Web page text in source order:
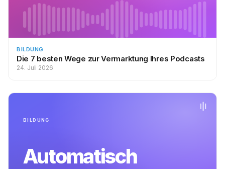
BILDUNG
Die 7 besten Wege zur Vermarktung Ihres Podcasts
24. Juli 2026
BILDUNG
Automatisch